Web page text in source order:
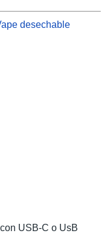
desechable
USB-C o UsB